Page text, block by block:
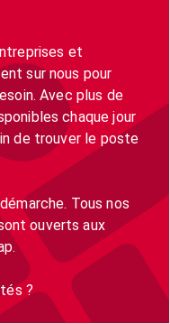
et
sur nous pour
Avec plus de
chaque jour
de trouver le poste
Tous nos
ouverts aux
Alors prêt(e) à travailler à nos côtés ?